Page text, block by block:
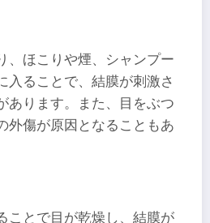
、ほこりや煙、シャンプー
入ることで、結膜が刺激さ
あります。また、目をぶつ
外傷が原因となることもあ
ことで目が乾燥し、結膜が